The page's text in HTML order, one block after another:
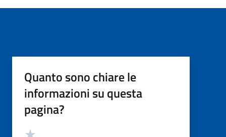
Quanto sono chiare le
informazioni su questa
pagina?
Valutazione